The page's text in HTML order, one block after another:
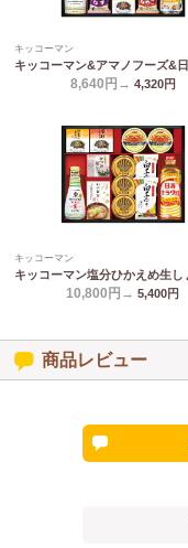
キッコーマン
8,640円→ 4,320円
キッコーマン
10,800円→ 5,400円
商品レビュー